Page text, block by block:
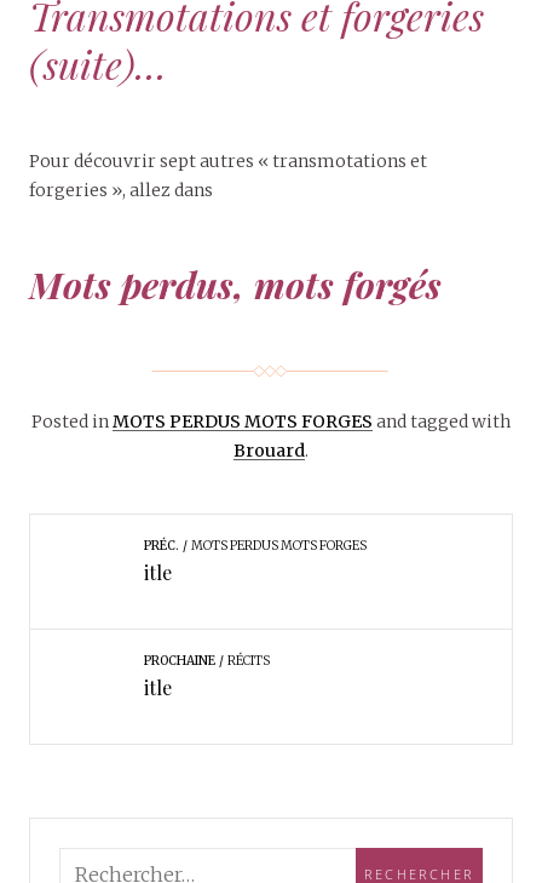
Transmotations et forgeries
(suite)…
Pour découvrir sept autres « transmotations et
forgeries », allez dans
Mots perdus, mots forgés
Posted inMOTS PERDUS MOTS FORGES and tagged with
Brouard.
PRÉC. MOTS PERDUS MOTS FORGES
itle
PROCHAINE RÉCITS
itle